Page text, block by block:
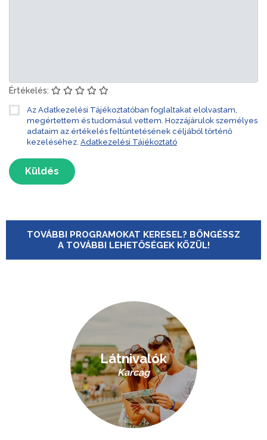
Értékelés:
Az Adatkezelési Tájékoztatóban foglaltakat elolvastam,
megértettem és tudomásul vettem. Hozzájárulok személyes
adataim az értékelés feltüntetésének céljából történő
kezeléséhez. Adatkezelési Tájékoztató
Küldés
TOVÁBBI PROGRAMOKAT KERESEL? BÖNGÉSSZ
A TOVÁBBI LEHETŐSÉGEK KÖZÜL!
Látnivalók
Karcag